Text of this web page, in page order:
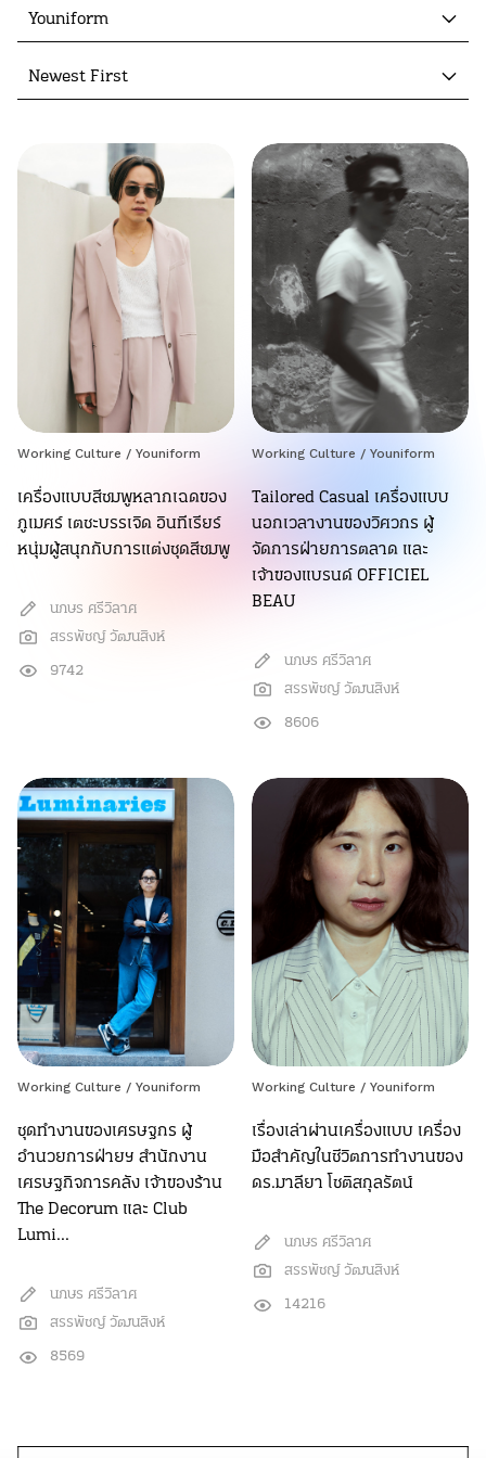
Youniform
Newest First
Working Culture / Youniform
เครื่องแบบสีชมพูหลากเฉดของ
ภูเมศร์ เตชะบรรเจิด อินทีเรียร์
หนุ่มผู้สนุกกับการแต่งชุดสีชมพู
นภษร ศรีวิลาศ
สรรพัชญ์ วัฒนสิงห์
9742
Working Culture / Youniform
Tailored Casual เครื่องแบบ
นอกเวลางานของวิศวกร ผู้
จัดการฝ่ายการตลาด และ
เจ้าของแบรนด์ OFFICIEL
BEAU
นภษร ศรีวิลาศ
สรรพัชญ์ วัฒนสิงห์
8606
Working Culture / Youniform
ชุดทำงานของเศรษฐกร ผู้
อำนวยการฝ่ายฯ สำนักงาน
เศรษฐกิจการคลัง เจ้าของร้าน
The Decorum และ Club
Lumi...
นภษร ศรีวิลาศ
สรรพัชญ์ วัฒนสิงห์
8569
Working Culture / Youniform
เรื่องเล่าผ่านเครื่องแบบ เครื่อง
มือสำคัญในชีวิตการทำงานของ
ดร.มาลียา โชติสกุลรัตน์
นภษร ศรีวิลาศ
สรรพัชญ์ วัฒนสิงห์
14216